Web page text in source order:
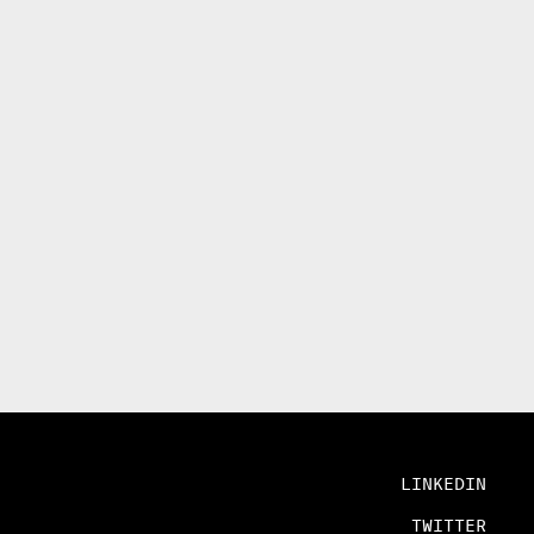
LINKEDIN
TWITTER